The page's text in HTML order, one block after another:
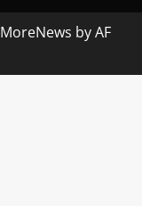
MoreNews by AF